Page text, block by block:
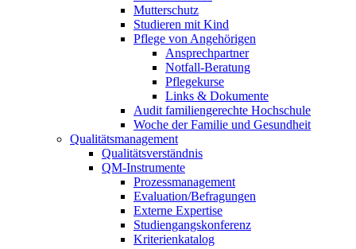
Mutterschutz
Studieren mit Kind
Pflege von Angehörigen
Ansprechpartner
Notfall-Beratung
Pflegekurse
Links & Dokumente
Audit familiengerechte Hochschule
Woche der Familie und Gesundheit
Qualitätsmanagement
Qualitätsverständnis
QM-Instrumente
Prozessmanagement
Evaluation/Befragungen
Externe Expertise
Studiengangskonferenz
Kriterienkatalog